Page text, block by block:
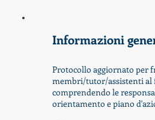
Informazioni
Protocollo aggiornato per
membri/tutor/assistenti al
comprendendo le
orientamento e piano